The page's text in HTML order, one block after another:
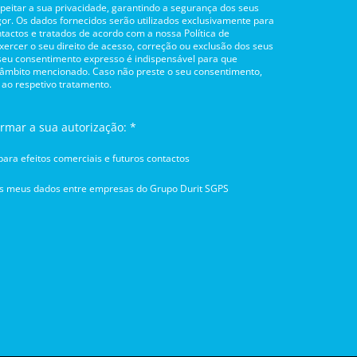
a sua privacidade, garantindo a segurança dos seus
Os dados fornecidos serão utilizados exclusivamente para
e tratados de acordo com a nossa Política de
o seu direito de acesso, correção ou exclusão dos seus
consentimento expresso é indispensável para que
mencionado. Caso não preste o seu consentimento,
respetivo tratamento.
a sua autorização: *
efeitos comerciais e futuros contactos
dados entre empresas do Grupo Durit SGPS